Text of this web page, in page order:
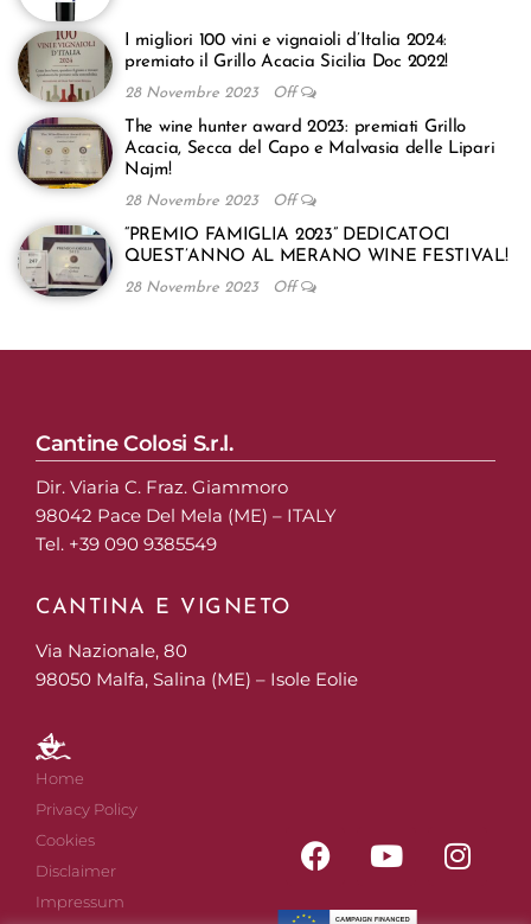
I migliori 100 vini e vignaioli d’Italia 2024:
premiato il Grillo Acacia Sicilia Doc 2022!
28 Novembre 2023 Off
The wine hunter award 2023: premiati Grillo
Acacia, Secca del Capo e Malvasia delle Lipari
Najm!
28 Novembre 2023 Off
“PREMIO FAMIGLIA 2023” DEDICATOCI
QUEST’ANNO AL MERANO WINE FESTIVAL!
28 Novembre 2023 Off
Cantine Colosi S.r.l.
Dir. Viaria C. Fraz. Giammoro
98042 Pace Del Mela (ME) – ITALY
Tel. +39 090 9385549
CANTINA E VIGNETO
Via Nazionale, 80
98050 Malfa, Salina (ME) – Isole Eolie
Home
Privacy Policy
Cookies
Disclaimer
Impressum